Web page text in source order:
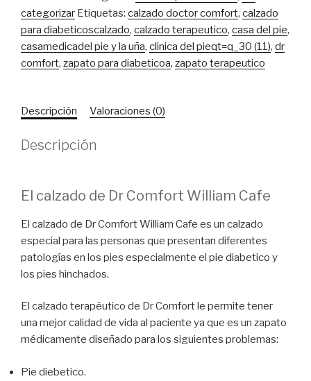
William
X
Café
cantidad
categorizar Etiquetas: calzado doctor comfort, calzado
para diabeticoscalzado, calzado terapeutico, casa del pie,
casamedicadel pie y la uña, clinica del pieqt=q_30 (11), dr
comfort, zapato para diabeticoa, zapato terapeutico
Descripción Valoraciones (0)
Descripción
El calzado de Dr Comfort William Cafe
El calzado de Dr Comfort William Cafe es un calzado
especial para las personas que presentan diferentes
patologías en los pies especialmente el pie diabetico y
los pies hinchados.
El calzado terapéutico de Dr Comfort le permite tener
una mejor calidad de vida al paciente ya que es un zapato
médicamente diseñado para los siguientes problemas:
Pie diebetico.